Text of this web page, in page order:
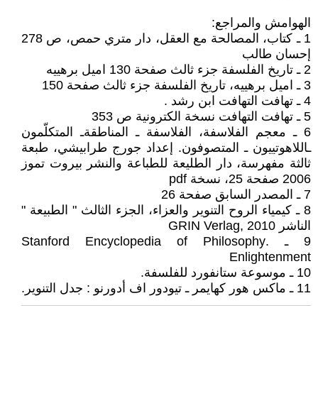
الهوامش والمراجع:
1 ـ كتاب، المصالحة مع العقل، دار متري حمص، ص 278
إحسان طالب
2 ـ تاريخ الفلسفة جزء ثالث صفحة 130 اميل برهييه
3 ـ اميل برهييه، تاريخ الفلسفة جزء ثالث صفحة 150
4 ـ تهافت التهافت ابن رشد .
5 ـ تهافت التهافت نسخة الكترونية ص 353
6 ـ معجم الفلاسفة، الفلاسفة ـ المناطقةـ المتكلّمون
ـاللاهوتييون ـ المتصوفون. إعداد جورج طرابيشي، طبعة
ثالثة مفهرسة، دار الطليعة للطباعة والنشر بيروت تموز
2006 صفحة 25، نسخة pdf
7 ـ المصدر السابق صفحة 26
8 ـ كيمياء الروح التنوير والعزاء، الجزء الثالث " الطبيعة "
الناشر GRIN Verlag, 2010
9 ـ .Stanford Encyclopedia of Philosophy
Enlightenment
10 ـ موسوعة ستانفورد للفلسفة.
11 ـ ماكس هور كهايمر ـ تيودور اف أدورنو : جدل التنوير.